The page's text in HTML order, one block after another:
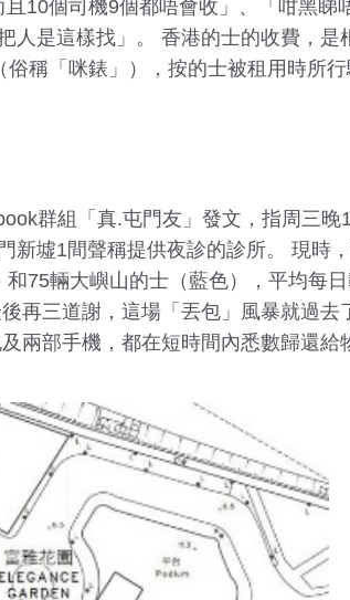
10個司機9個都唔會收」、「咁黑睇
人是這樣找」。 香港的士的收費，是
稱「咪錶」），按的士被租用時所
群組「真.屯門友」發文，指周三晚
新墟1間聲稱提供夜診的診所。 現時
75輛大嶼山的士（藍色），平均每
再三道謝，這場「丟包」風暴就過去
兩部手機，都在短時間內悉數歸還給